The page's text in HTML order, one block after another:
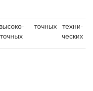
высоко-
точных
точных техни-
ческих